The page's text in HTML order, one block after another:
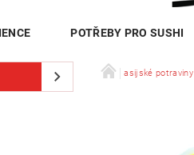
POTŘEBY PRO SUSHI
asijské potraviny